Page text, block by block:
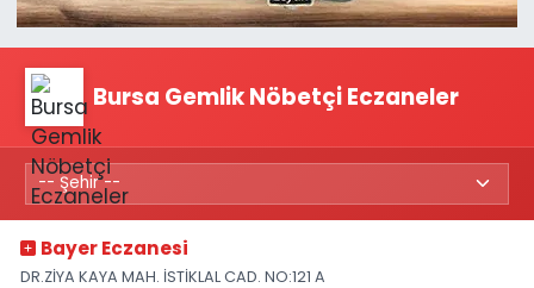
Bursa Gemlik Nöbetçi Eczaneler
Bayer Eczanesi
DR.ZİYA KAYA MAH. İSTİKLAL CAD. NO:121 A